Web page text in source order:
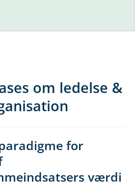
om ledelse &
for
værdi